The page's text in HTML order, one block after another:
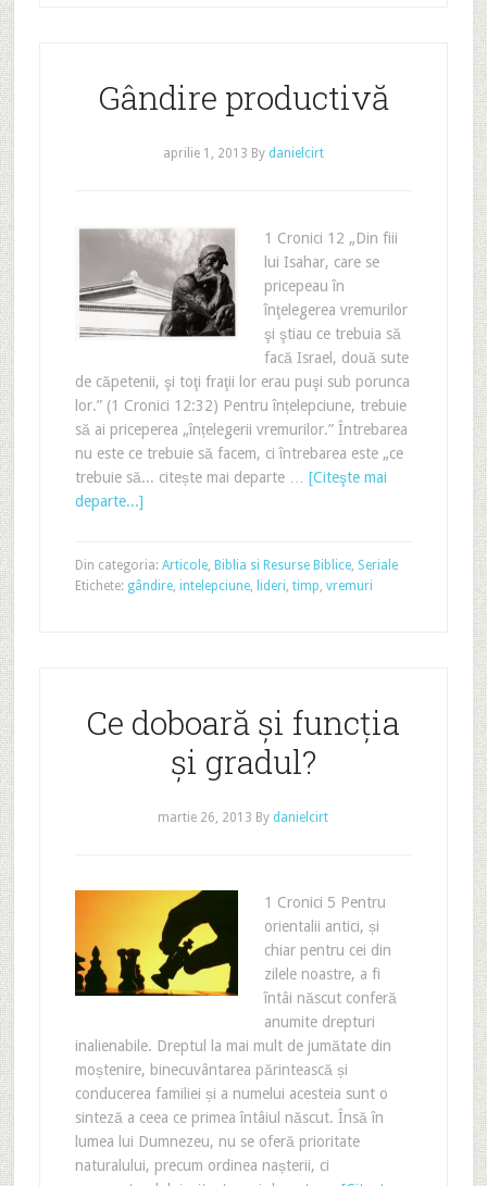
Gândire productivă
aprilie 1, 2013 By danielcirt
1 Cronici 12 „Din fiii
lui Isahar, care se
pricepeau în
înţelegerea vremurilor
şi ştiau ce trebuia să
facă Israel, două sute
de căpetenii, şi toţi fraţii lor erau puşi sub porunca
lor.” (1 Cronici 12:32) Pentru înțelepciune, trebuie
să ai priceperea „înțelegerii vremurilor.” Întrebarea
nu este ce trebuie să facem, ci întrebarea este „ce
trebuie să... citește mai departe … [Citeşte mai
departe...]
Din categoria: Articole, Biblia si Resurse Biblice, Seriale
Etichete: gândire, intelepciune, lideri, timp, vremuri
Ce doboară și funcția
și gradul?
martie 26, 2013 By danielcirt
1 Cronici 5 Pentru
orientalii antici, și
chiar pentru cei din
zilele noastre, a fi
întâi născut conferă
anumite drepturi
inalienabile. Dreptul la mai mult de jumătate din
moștenire, binecuvântarea părintească și
conducerea familiei și a numelui acesteia sunt o
sinteză a ceea ce primea întâiul născut. Însă în
lumea lui Dumnezeu, nu se oferă prioritate
naturalului, precum ordinea nașterii, ci